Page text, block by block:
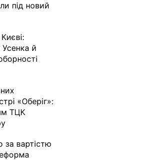
під новий
й
«Оберіг»:
ТЦК
за вартістю